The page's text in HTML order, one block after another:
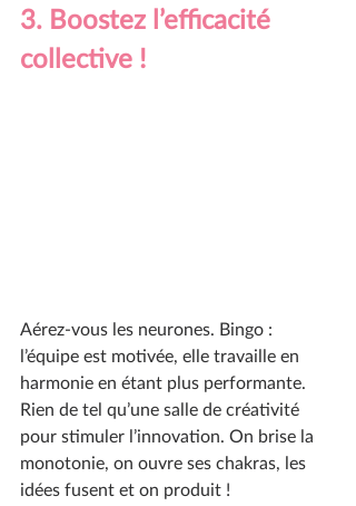
3. Boostez l’efficacité
collective !
Aérez-vous les neurones. Bingo :
l’équipe est motivée, elle travaille en
harmonie en étant plus performante.
Rien de tel qu’une salle de créativité
pour stimuler l’innovation. On brise la
monotonie, on ouvre ses chakras, les
idées fusent et on produit !